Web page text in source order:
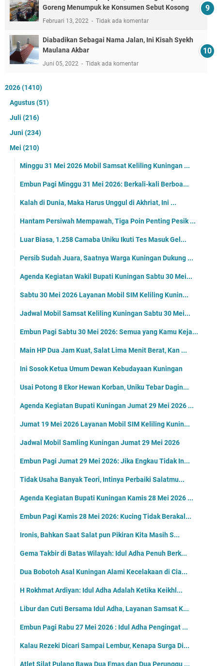
Goreng Menumpuk ke Konsumen Sebut Kosong
Februari 13, 2022 Tidak ada komentar
Diabadikan Sebagai Nama Jalan, Ini Kisah Syekh
Maulana Akbar
Juni 05, 2022 Tidak ada komentar
2026(1410)
Agustus(51)
Juli (216)
Juni (234)
Mei (210)
Minggu 31 Mei 2026 Mobil Samsat Keliling Kuningan ...
Embun Pagi Minggu 31 Mei 2026: Berkali-kali Berboa...
Kalah di Dunia, Maka Harus Unggul di Akhriat, Ini ...
Hantam Persiwah Mempawah, Tiga Poin Penting Pesik ...
Luar Biasa, 1.258 Camaba Uniku Ikuti Tes Masuk Gel...
Persib Sudah Juara, Saatnya Warga Kuningan Dukung ...
Agenda Kegiatan Wakil Bupati Kuningan Sabtu 30 Mei...
Sabtu 30 Mei 2026 Layanan Mobil SIM Keliling Kunin...
Jadwal Mobil Samsat Keliling Kuningan Sabtu 30 Mei...
Embun Pagi Sabtu 30 Mei 2026: Semua yang Kamu Keja...
Main HP Dua Jam Kuat, Salat Lima Menit Berat, Kan ...
Ini Sosok Ketua Umum Dewan Kebudayaan Kuningan
Usai Potong 8 Ekor Hewan Korban, Uniku Tebar Dagin...
Agenda Kegiatan Bupati Kuningan Jumat 29 Mei 2026 ...
Jumat 19 Mei 2026 Layanan Mobil SIM Keliling Kunin...
Jadwal Mobil Samling Kuningan Jumat 29 Mei 2026
Embun Pagi Jumat 29 Mei 2026: Jika Engkau Tidak In...
Tidak Usaha Banyak Teori, Intinya Perbaiki Salatmu...
Agenda Kegiatan Bupati Kuningan Kamis 28 Mei 2026 ...
Embun Pagi Kamis 28 Mei 2026: Kucing Tidak Berakal...
Ironis, Bahkan Saat Salat pun Pikiran Kita Masih S...
Gema Takbir di Batas Wilayah: Idul Adha Penuh Berk...
Dua Bobotoh Asal Kuningan Alami Kecelakaan di Cia...
H Rokhmat Ardiyan: Idul Adha Adalah Ketika Keikhl...
Libur dan Cuti Bersama Idul Adha, Layanan Samsat K...
Embun Pagi Rabu 27 Mei 2026 : Idul Adha Pengingat ...
Kalau Rezeki Dicari Sampai Lembur, Kenapa Surga Di...
Atlet Silat Pulang Bawa Dua Emas dan Dua Perunggu ...